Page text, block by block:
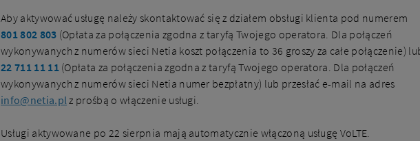
Aby aktywować usługę należy skontaktować się z działem obsługi klienta pod numerem
801 802 803 (Opłata za połączenia zgodna z taryfą Twojego operatora. Dla połączeń
wykonywanych z numerów sieci Netia koszt połączenia to 36 groszy za całe połączenie)
22 711 11 11(Opłata za połączenia zgodna z taryfą Twojego operatora. Dla połączeń
wykonywanych z numerów sieci Netia numer bezpłatny) lub przesłać e-mail na adres
info@netia.plz prośbą o włączenie usługi.
Usługi aktywowane po 22 sierpnia mają automatycznie włączoną usługę VoLTE.